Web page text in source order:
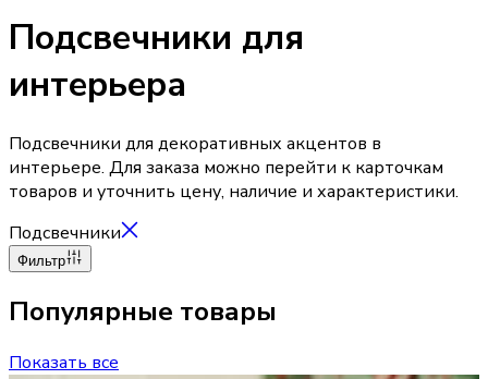
Подсвечники для
интерьера
Подсвечники для декоративных акцентов в
интерьере. Для заказа можно перейти к карточкам
товаров и уточнить цену, наличие и характеристики.
Подсвечники
Фильтр
Популярные товары
Показать все